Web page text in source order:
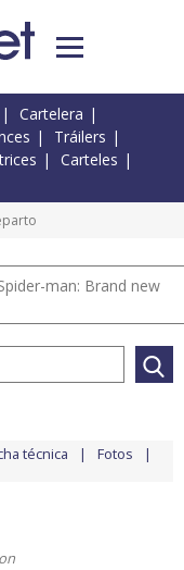
Cartelera
Tráilers
Carteles
man: Brand new
técnica Fotos